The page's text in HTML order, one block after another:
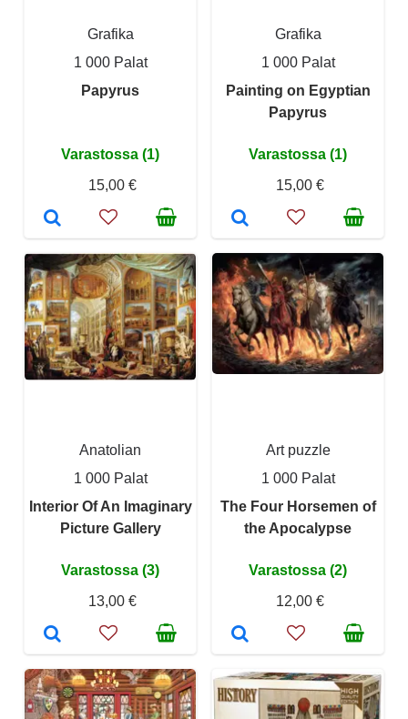
Grafika
1 000 Palat
Papyrus
Varastossa (1)
15,00 €
Grafika
1 000 Palat
Painting on Egyptian
Papyrus
Varastossa (1)
15,00 €
Anatolian
1 000 Palat
Interior Of An Imaginary
Picture Gallery
Varastossa (3)
13,00 €
Art puzzle
1 000 Palat
The Four Horsemen of
the Apocalypse
Varastossa (2)
12,00 €